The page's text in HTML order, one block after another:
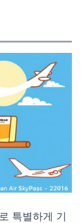
특별하게 기